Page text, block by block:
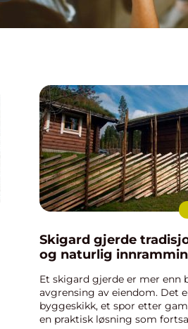
Skigard gjerde tradisjon, håndverk
og naturlig
Et skigard gjerde er mer enn
avgrensing av eiendom. Det
byggeskikk, et spor etter
en praktisk løsning som